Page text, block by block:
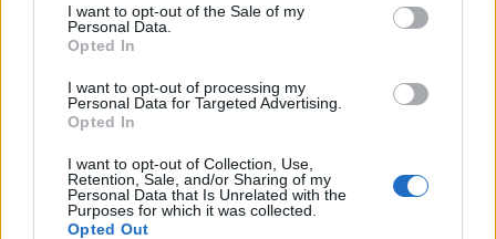
I want to opt-out of the Sale of my
Personal Data.
Opted In
I want to opt-out of processing my
Personal Data for Targeted Advertising.
Opted In
I want to opt-out of Collection, Use,
Retention, Sale, and/or Sharing of my
Personal Data that Is Unrelated with the
Purposes for which it was collected.
Opted Out
FILM, FUMETTI E VIDEO
Scledum film festival